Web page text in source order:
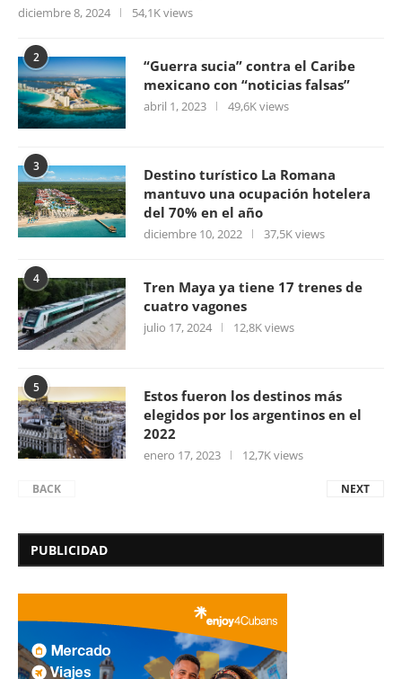
diciembre 8, 2024 54,1K views
2
“Guerra sucia” contra el Caribe
mexicano con “noticias falsas”
abril 1, 2023 49,6K views
3
Destino turístico La Romana
mantuvo una ocupación hotelera
del 70% en el año
diciembre 10, 2022 37,5K views
4
Tren Maya ya tiene 17 trenes de
cuatro vagones
julio 17, 2024 12,8K views
5
Estos fueron los destinos más
elegidos por los argentinos en el
2022
enero 17, 2023 12,7K views
BACK NEXT
PUBLICIDAD